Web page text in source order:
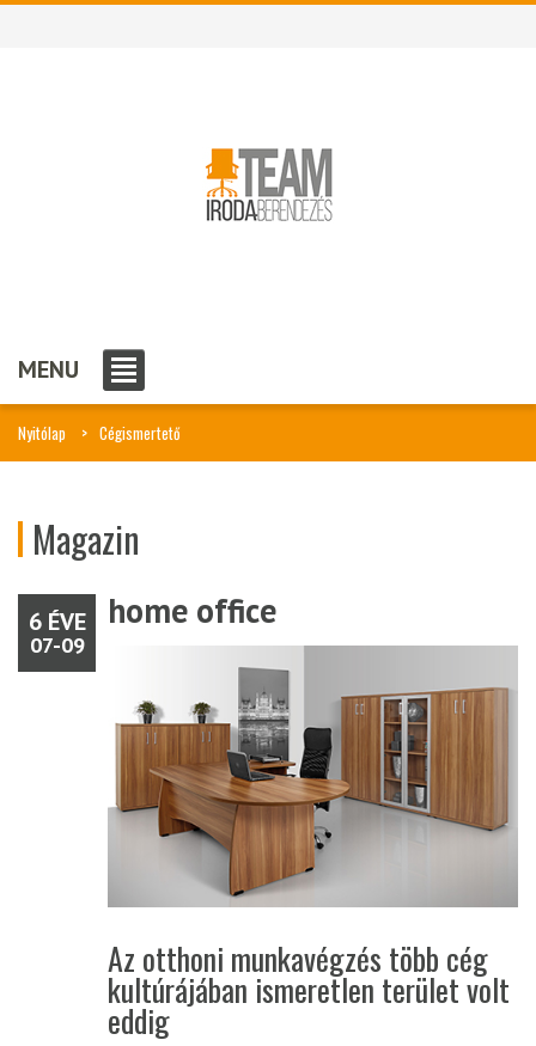
MENU
Nyitólap Cégismertető
Magazin
home office
6 ÉVE
07-09
Az otthoni munkavégzés több cég
kultúrájában ismeretlen terület volt
eddig
6 ÉVE
07-09